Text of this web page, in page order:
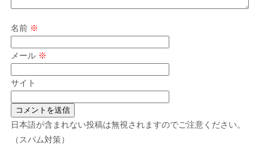
名前 ※
メール ※
サイト
日本語が含まれない投稿は無視されますのでご注意ください。
（スパム対策）